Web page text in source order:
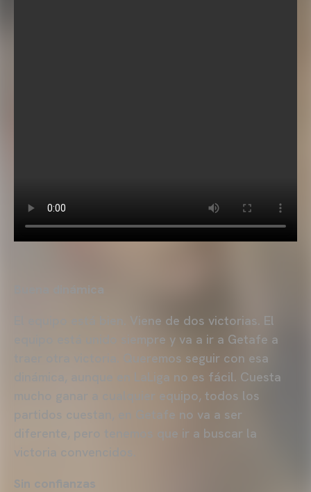
Buena dinámica
El equipo está bien. Viene de dos victorias. El
equipo está unido siempre y va a ir a Getafe a
traer otra victoria. Queremos seguir con esa
dinámica, aunque en LaLiga no es fácil. Cuesta
mucho ganar a cualquier equipo, todos los
partidos cuestan, en Getafe no va a ser
diferente, pero tenemos que ir a buscar la
victoria convencidos.
Sin confianzas